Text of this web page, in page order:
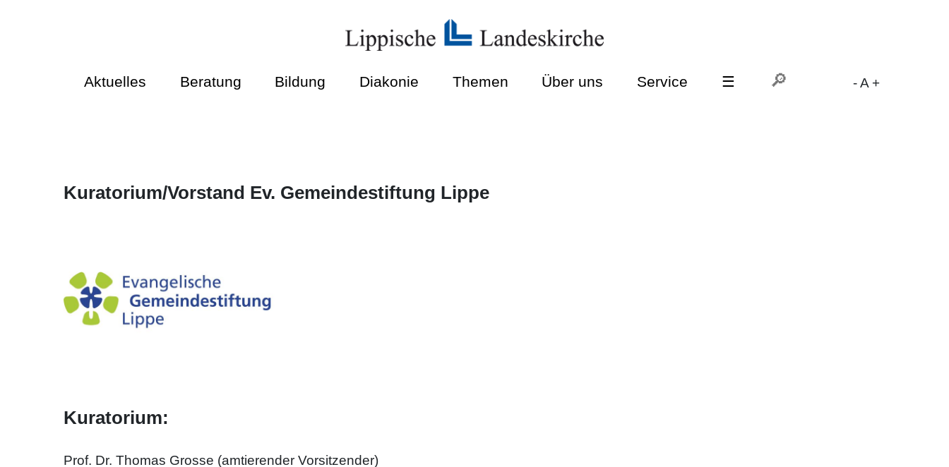
Aktuelles Beratung Bildung Diakonie Themen Über uns Service ☰ - A +
Kuratorium/Vorstand Ev. Gemeindestiftung Lippe
Kuratorium:
Prof. Dr. Thomas Grosse (amtierender Vorsitzender)